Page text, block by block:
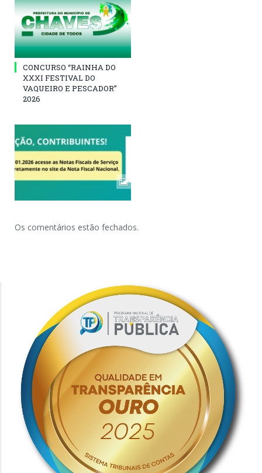
CONCURSO “RAINHA DO
XXXI FESTIVAL DO
VAQUEIRO E PESCADOR”
2026
Os comentários estão fechados.